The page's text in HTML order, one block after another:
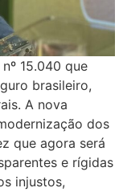
15.040 que
brasileiro,
A nova
dos
que agora será
e rígidas
injustos,